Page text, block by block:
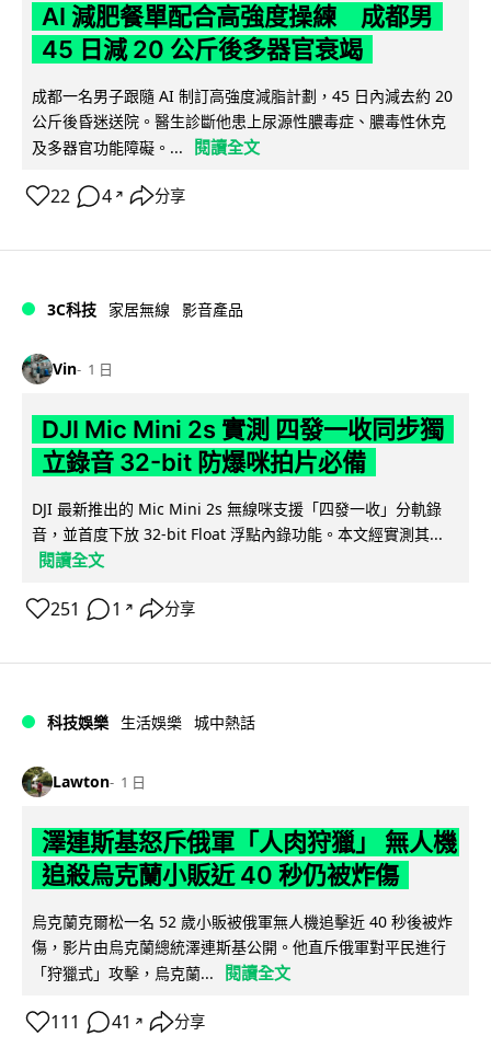
AI 減肥餐單配合高強度操練 成都男
45 日減 20 公斤後多器官衰竭
成都一名男子跟隨 AI 制訂高強度減脂計劃，45 日內減去約 20
公斤後昏迷送院。醫生診斷他患上尿源性膿毒症、膿毒性休克
及多器官功能障礙。...
閱讀全文
22 4 ↗ 分享
3C科技 家居無線 影音產品
Vin 1 日
DJI Mic Mini 2s 實測 四發一收同步獨
立錄音 32-bit 防爆咪拍片必備
DJI 最新推出的 Mic Mini 2s 無線咪支援「四發一收」分軌錄
音，並首度下放 32-bit Float 浮點內錄功能。本文經實測其...
閱讀全文
251 1 ↗ 分享
科技娛樂 生活娛樂 城中熱話
Lawton 1 日
澤連斯基怒斥俄軍「人肉狩獵」 無人機
追殺烏克蘭小販近 40 秒仍被炸傷
烏克蘭克爾松一名 52 歲小販被俄軍無人機追擊近 40 秒後被炸
傷，影片由烏克蘭總統澤連斯基公開。他直斥俄軍對平民進行
「狩獵式」攻擊，烏克蘭...
閱讀全文
111 41 ↗ 分享